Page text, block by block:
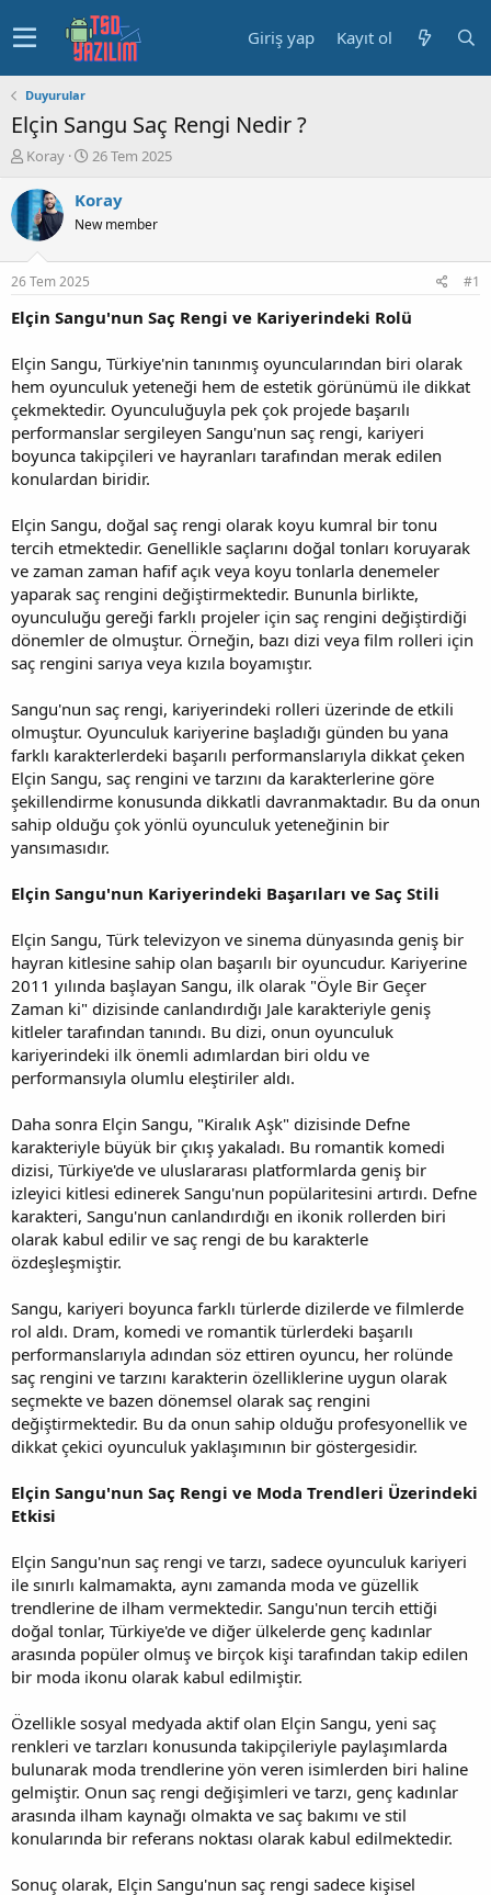
Giriş yap Kayıt ol
Duyurular
Elçin Sangu Saç Rengi Nedir ?
K
n
u
y
b
a
ş
l
t
a
n
Koray
B
ş
a
ç
t
r
i
h
i
26 Tem 2025
Koray
New member
26 Tem 2025 #1
Elçin Sangu'nun Saç Rengi ve Kariyerindeki Rolü
Elçin Sangu, Türkiye'nin tanınmış oyuncularından biri olarak
hem oyunculuk yeteneği hem de estetik görünümü ile dikkat
çekmektedir. Oyunculuğuyla pek çok projede başarılı
performanslar sergileyen Sangu'nun saç rengi, kariyeri
boyunca takipçileri ve hayranları tarafından merak edilen
konulardan biridir.
Elçin Sangu, doğal saç rengi olarak koyu kumral bir tonu
tercih etmektedir. Genellikle saçlarını doğal tonları koruyarak
ve zaman zaman hafif açık veya koyu tonlarla denemeler
yaparak saç rengini değiştirmektedir. Bununla birlikte,
oyunculuğu gereği farklı projeler için saç rengini değiştirdiği
dönemler de olmuştur. Örneğin, bazı dizi veya film rolleri için
saç rengini sarıya veya kızıla boyamıştır.
Sangu'nun saç rengi, kariyerindeki rolleri üzerinde de etkili
olmuştur. Oyunculuk kariyerine başladığı günden bu yana
farklı karakterlerdeki başarılı performanslarıyla dikkat çeken
Elçin Sangu, saç rengini ve tarzını da karakterlerine göre
şekillendirme konusunda dikkatli davranmaktadır. Bu da onun
sahip olduğu çok yönlü oyunculuk yeteneğinin bir
yansımasıdır.
Elçin Sangu'nun Kariyerindeki Başarıları ve Saç Stili
Elçin Sangu, Türk televizyon ve sinema dünyasında geniş bir
hayran kitlesine sahip olan başarılı bir oyuncudur. Kariyerine
2011 yılında başlayan Sangu, ilk olarak "Öyle Bir Geçer
Zaman ki" dizisinde canlandırdığı Jale karakteriyle geniş
kitleler tarafından tanındı. Bu dizi, onun oyunculuk
kariyerindeki ilk önemli adımlardan biri oldu ve
performansıyla olumlu eleştiriler aldı.
Daha sonra Elçin Sangu, "Kiralık Aşk" dizisinde Defne
karakteriyle büyük bir çıkış yakaladı. Bu romantik komedi
dizisi, Türkiye'de ve uluslararası platformlarda geniş bir
izleyici kitlesi edinerek Sangu'nun popülaritesini artırdı. Defne
karakteri, Sangu'nun canlandırdığı en ikonik rollerden biri
olarak kabul edilir ve saç rengi de bu karakterle
özdeşleşmiştir.
Sangu, kariyeri boyunca farklı türlerde dizilerde ve filmlerde
rol aldı. Dram, komedi ve romantik türlerdeki başarılı
performanslarıyla adından söz ettiren oyuncu, her rolünde
saç rengini ve tarzını karakterin özelliklerine uygun olarak
seçmekte ve bazen dönemsel olarak saç rengini
değiştirmektedir. Bu da onun sahip olduğu profesyonellik ve
dikkat çekici oyunculuk yaklaşımının bir göstergesidir.
Elçin Sangu'nun Saç Rengi ve Moda Trendleri Üzerindeki
Etkisi
Elçin Sangu'nun saç rengi ve tarzı, sadece oyunculuk kariyeri
ile sınırlı kalmamakta, aynı zamanda moda ve güzellik
trendlerine de ilham vermektedir. Sangu'nun tercih ettiği
doğal tonlar, Türkiye'de ve diğer ülkelerde genç kadınlar
arasında popüler olmuş ve birçok kişi tarafından takip edilen
bir moda ikonu olarak kabul edilmiştir.
Özellikle sosyal medyada aktif olan Elçin Sangu, yeni saç
renkleri ve tarzları konusunda takipçileriyle paylaşımlarda
bulunarak moda trendlerine yön veren isimlerden biri haline
gelmiştir. Onun saç rengi değişimleri ve tarzı, genç kadınlar
arasında ilham kaynağı olmakta ve saç bakımı ve stil
konularında bir referans noktası olarak kabul edilmektedir.
Sonuç olarak, Elçin Sangu'nun saç rengi sadece kişisel